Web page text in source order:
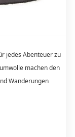
jedes Abenteuer zu
machen den
Wanderungen